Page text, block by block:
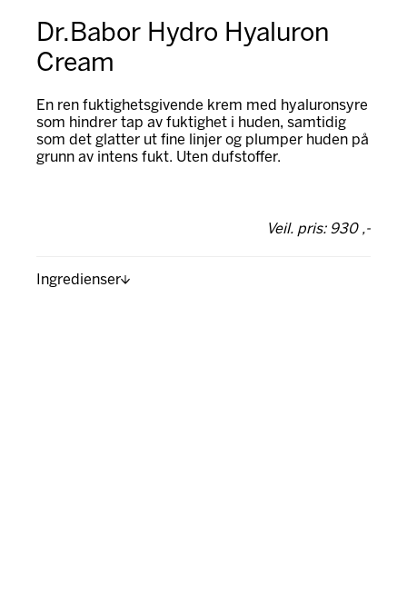
Dr.Babor Hydro Hyaluron
Cream
En ren fuktighetsgivende krem med hyaluronsyre
som hindrer tap av fuktighet i huden, samtidig
som det glatter ut fine linjer og plumper huden på
grunn av intens fukt. Uten dufstoffer.
Veil. pris: 930 ,-
Ingredienser